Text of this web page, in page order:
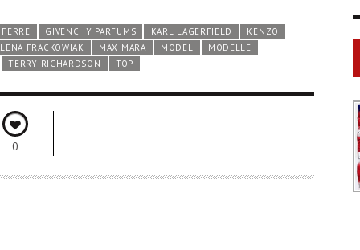
GIVENCHY PARFUMS KARL LAGERFIELD
KENZO
FRACKOWIAK MAX MARA MODEL
MODELLE
TERRY RICHARDSON TOP
0